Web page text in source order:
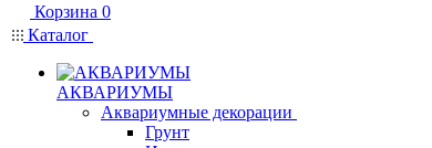
Корзина 0
Каталог
АКВАРИУМЫ
Аквариумные декорации
Грунт